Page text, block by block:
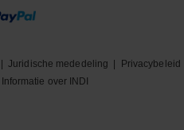
|Juridische mededeling
Privacybeleid
Informatie over INDI